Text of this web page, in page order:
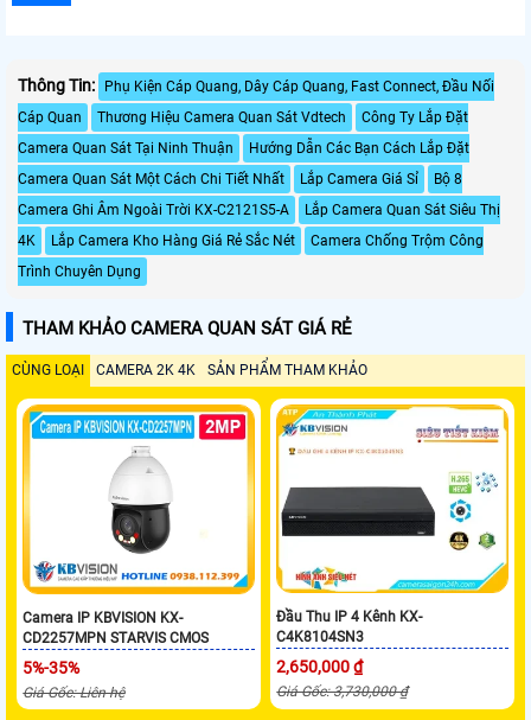
Thông Tin:
Phụ Kiện Cáp Quang, Dây Cáp Quang, Fast Connect, Đầu Nối
Cáp Quan
Thương Hiệu Camera Quan Sát Vdtech
Công Ty Lắp Đặt
Camera Quan Sát Tại Ninh Thuận
Hướng Dẫn Các Bạn Cách Lắp Đặt
Camera Quan Sát Một Cách Chi Tiết Nhất
Lắp Camera Giá Sỉ
Bộ 8
Camera Ghi Âm Ngoài Trời KX-C2121S5-A
Lắp Camera Quan Sát Siêu Thị
4K
Lắp Camera Kho Hàng Giá Rẻ Sắc Nét
Camera Chống Trộm Công
Trình Chuyên Dụng
THAM KHẢO CAMERA QUAN SÁT GIÁ RẺ
CÙNG LOẠI CAMERA 2K 4K SẢN PHẨM THAM KHẢO
Camera IP KBVISION KX-
CD2257MPN STARVIS CMOS
5%-35%
Giá Gốc: Liên hệ
Đầu Thu IP 4 Kênh KX-
C4K8104SN3
2,650,000 ₫
Giá Gốc: 3,730,000 ₫